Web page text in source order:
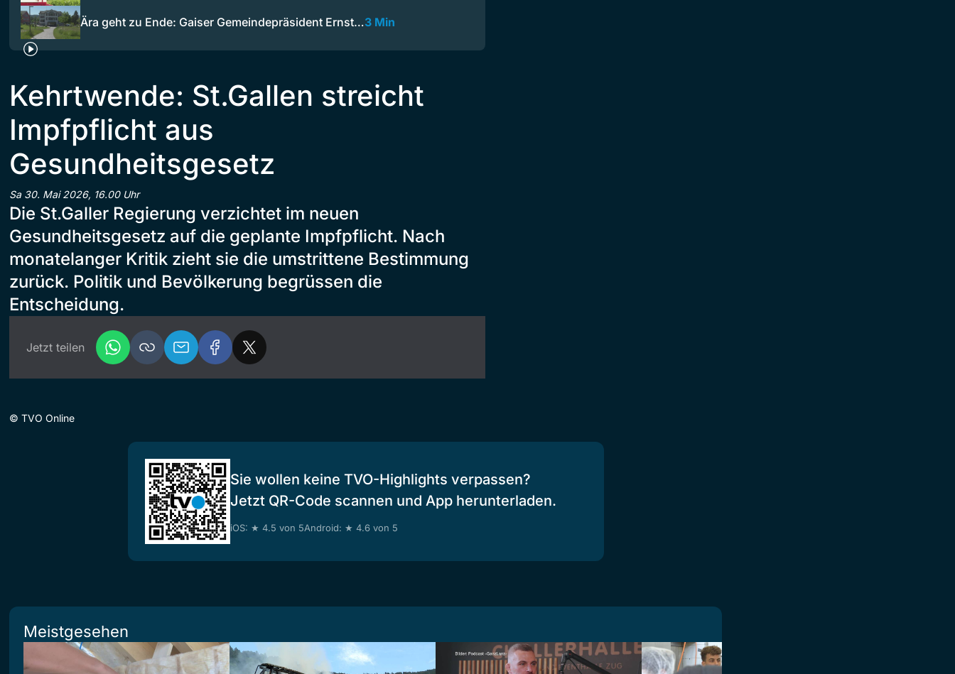
Ära geht zu Ende: Gaiser Gemeindepräsident Ernst…3 Min
Kehrtwende: St.Gallen streicht
Impfpflicht aus
Gesundheitsgesetz
Sa 30. Mai 2026, 16.00 Uhr
Die St.Galler Regierung verzichtet im neuen
Gesundheitsgesetz auf die geplante Impfpflicht. Nach
monatelanger Kritik zieht sie die umstrittene Bestimmung
zurück. Politik und Bevölkerung begrüssen die
Entscheidung.
Jetzt teilen
© TVO Online
Sie wollen keine TVO-Highlights verpassen?
Jetzt QR-Code scannen und App herunterladen.
iOS: ★ 4.5 von 5Android: ★ 4.6 von 5
Meistgesehen